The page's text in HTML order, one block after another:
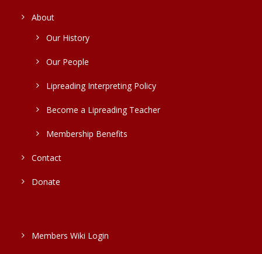
About
Our History
Our People
Lipreading Interpreting Policy
Become a Lipreading Teacher
Membership Benefits
Contact
Donate
Members Wiki Login